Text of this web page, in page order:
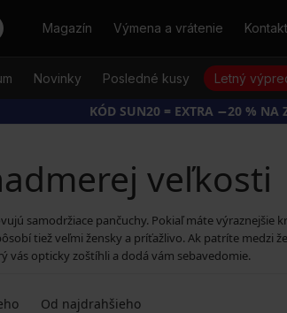
HľadaťMagazín Výmena a vrátenie Kontakt
Novinky Posledné kusy Letný
KÓD SUN20 = EXTRA −20 % NA
veľkosti
samodržiace pančuchy. Pokiaľ máte výraznejšie
tiež veľmi žensky a príťažlivo. Ak patríte medzi
vás opticky zoštíhli a dodá vám sebavedomie.
Od najdrahšieho